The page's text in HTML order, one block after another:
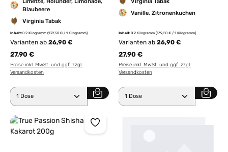
Limette, Holunder, Limonade,
Blaubeere
Virginia Tabak
Inhalt:0.2 Kilogramm (139,50 € / 1 Kilogramm)
Varianten ab 26,90 €
27,90 €
Preise inkl. MwSt. und ggf. zzgl.
Versandkosten
Produkt Anzahl: Gib den gewünschten Wert ein
Virginia Tabak
Vanille, Zitronenkuchen
Inhalt:0.2 Kilogramm (139,50 € / 1 Kilogramm)
Varianten ab26,90 €
27,90 €
Preise inkl. MwSt. und ggf. zzgl.
Versandkosten
Produkt Anzahl: Gib den